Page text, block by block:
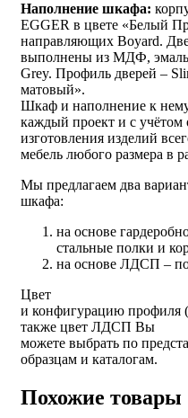
Наполнение шкафа:
EGGER в цвете «Белый
направляющих Boyard.
выполнены из МДФ, эмаль
Grey. Профиль дверей –
матовый».
Шкаф и наполнение к
каждый проект и с
изготовления изделий
мебель любого размера в
Мы предлагаем два
шкафа:
на основе
стальные полки и
на основе ЛДСП –
Цвет
и конфигурацию профиля
также цвет ЛДСП Вы
можете выбрать по
образцам и каталогам.
Похожие товары